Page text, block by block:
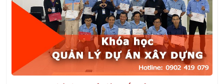
Khóa học Quản lý Dự Án Xây Dựng
Xem tiếp »